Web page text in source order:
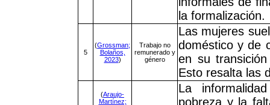
la formalización.
5
(Grossman;
Bolaños,
2023)
Trabajo no
remunerado y
género
Las mujeres
doméstico y de
en su
Esto resalta las
(Araujo-
Martínez;
La
pobreza y la